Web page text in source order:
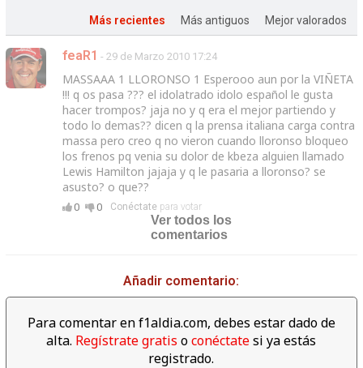
Más recientes Más antiguos Mejor valorados
feaR1 - 29 de Marzo 2010 17:24
MASSAAA 1 LLORONSO 1 Esperooo aun por la VIÑETA
!!! q os pasa ??? el idolatrado idolo español le gusta
hacer trompos? jaja no y q era el mejor partiendo y
todo lo demas?? dicen q la prensa italiana carga contra
massa pero creo q no vieron cuando lloronso bloqueo
los frenos pq venia su dolor de kbeza alguien llamado
Lewis Hamilton jajaja y q le pasaria a lloronso? se
asusto? o que??
0 0 Conéctatepara votar
Ver todos los
comentarios
Añadir comentario:
Para comentar en f1aldia.com, debes estar dado de
alta. Regístrate gratis oconéctatesi ya estás
registrado.